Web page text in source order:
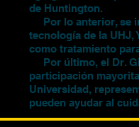
de Huntington.
Por lo anterior, se
tecnología de la UHJ,
como tratamiento
Por último, el Dr.
participación
Universidad,
pueden ayudar al